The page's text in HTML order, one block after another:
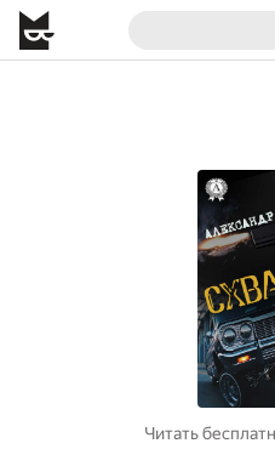
Читать